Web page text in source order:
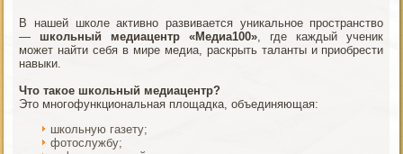
В нашей школе активно развивается уникальное пространство
— школьный медиацентр «Медиа100», где каждый ученик
может найти себя в мире медиа, раскрыть таланты и приобрести
навыки.
Что такое школьный медиацентр?
Это многофункциональная площадка, объединяющая:
школьную газету;
фотослужбу;